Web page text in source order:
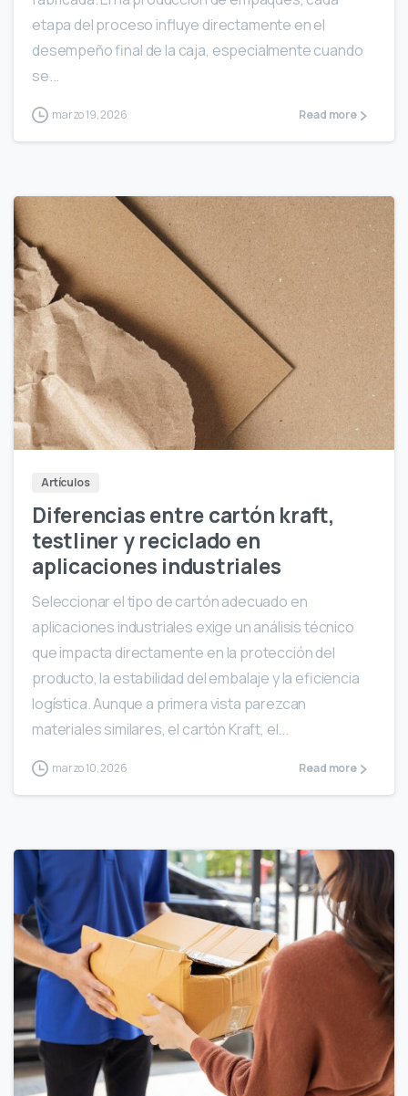
etapa del proceso influye directamente en el
desempeño final de la caja, especialmente cuando
se...
marzo 19, 2026 Read more
Artículos
Diferencias entre cartón kraft,
testliner y reciclado en
aplicaciones industriales
Seleccionar el tipo de cartón adecuado en
aplicaciones industriales exige un análisis técnico
que impacta directamente en la protección del
producto, la estabilidad del embalaje y la eficiencia
logística. Aunque a primera vista parezcan
materiales similares, el cartón Kraft, el...
marzo 10, 2026 Read more